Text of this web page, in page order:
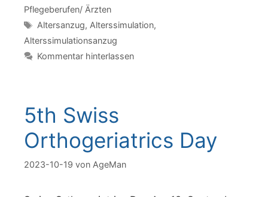
Pflegeberufen/ Ärzten
Schlagwörter
Altersanzug, Alterssimulation,
Alterssimulationsanzug
Kommentar hinterlassen
5th Swiss
Orthogeriatrics Day
2023-10-19 von AgeMan